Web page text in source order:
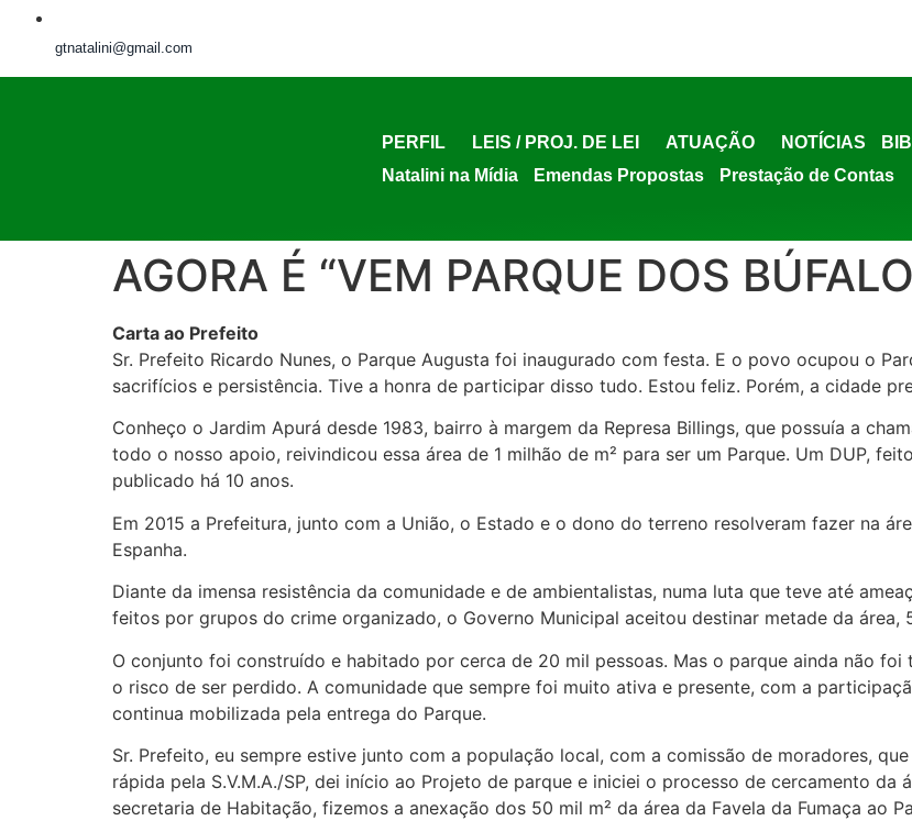
gtnatalini@gmail.com
PERFIL LEIS / PROJ. DE LEI ATUAÇÃO NOTÍCIAS
Natalini na Mídia
Emendas Propostas Prestação de Contas
AGORA É “VEM PARQUE DOS
Carta ao Prefeito
Sr. Prefeito Ricardo Nunes, o Parque Augusta foi inaugurado com festa. E o povo ocupou o
sacrifícios e persistência. Tive a honra de participar disso tudo. Estou feliz. Porém, a cidade
Conheço o Jardim Apurá desde 1983, bairro à margem da Represa Billings, que possuía a
todo o nosso apoio, reivindicou essa área de 1 milhão de m² para ser um Parque. Um DUP,
publicado há 10 anos.
Em 2015 a Prefeitura, junto com a União, o Estado e o dono do terreno resolveram fazer na
Espanha.
Diante da imensa resistência da comunidade e de ambientalistas, numa luta que teve até
feitos por grupos do crime organizado, o Governo Municipal aceitou destinar metade da área,
O conjunto foi construído e habitado por cerca de 20 mil pessoas. Mas o parque ainda não
o risco de ser perdido. A comunidade que sempre foi muito ativa e presente, com a
continua mobilizada pela entrega do Parque.
Sr. Prefeito, eu sempre estive junto com a população local, com a comissão de moradores,
rápida pela S.V.M.A./SP, dei início ao Projeto de parque e iniciei o processo de cercamento da
secretaria de Habitação, fizemos a anexação dos 50 mil m² da área da Favela da Fumaça ao